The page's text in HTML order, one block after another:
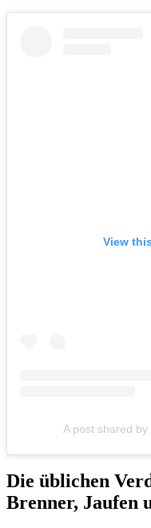
View
A post shared
Die üblichen
Brenner, Jaufen